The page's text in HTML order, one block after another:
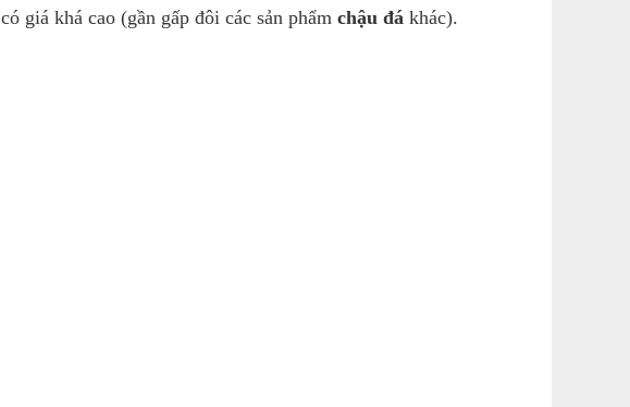
có giá khá cao (gần gấp đôi các sản phẩm chậu đá khác).